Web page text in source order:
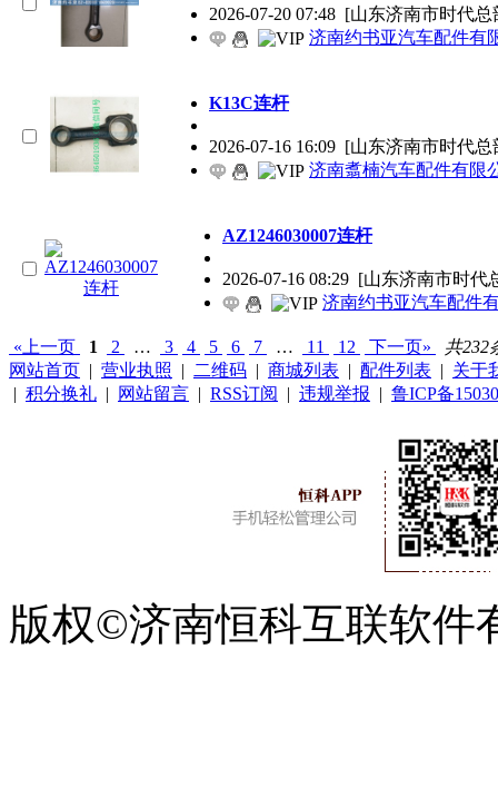
2026-07-20 07:48 [山东济南市时代总
济南约书亚汽车配件有
K13C连杆
2026-07-16 16:09 [山东济南市时代总
济南翥楠汽车配件有限
AZ1246030007连杆
2026-07-16 08:29 [山东济南市时代
济南约书亚汽车配件
«上一页 1 2 … 3 4 5 6 7 … 11 12 下一页»
共232
网站首页 | 营业执照 | 二维码 | 商城列表 | 配件列表 | 关于
| 积分换礼 | 网站留言 | RSS订阅 | 违规举报 | 鲁ICP备
版权©济南恒科互联软件